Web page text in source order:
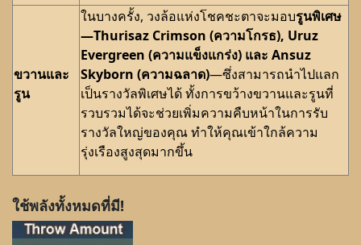
ขวานและ
รูน
ในบางครั้ง, วงล้อแห่งโชคชะตาจะมอบรูนพิเศษ
—Thurisaz Crimson (ความโกรธ), Uruz
Evergreen (ความแข็งแกร่ง) และ Ansuz
Skyborn (ความฉลาด)—ซึ่งสามารถนำไปแลก
เป็นรางวัลพิเศษได้ ทั้งการขว้างขวานและรูนที่
รวบรวมได้จะช่วยเพิ่มความคืบหน้าในการรับ
รางวัลใหญ่ของคุณ ทำให้คุณเข้าใกล้ความ
รุ่งเรืองสูงสุดมากขึ้น
ใช้พลังทั้งหมดที่มี!